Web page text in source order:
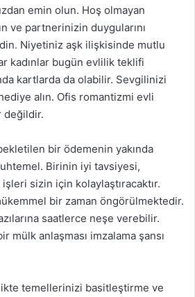
emin olun. Hoş olmayan
ve partnerinizin duygularını
Niyetiniz aşk ilişkisinde mutlu
kadınlar bugün evlilik teklifi
kartlarda da olabilir. Sevgilinizi
alın. Ofis romantizmi evli
değildir.
bir ödemenin yakında
Birinin iyi tavsiyesi,
sizin için kolaylaştıracaktır.
bir zaman öngörülmektedir.
saatlerce neşe verebilir.
mülk anlaşması imzalama şansı
temellerinizi basitleştirme ve